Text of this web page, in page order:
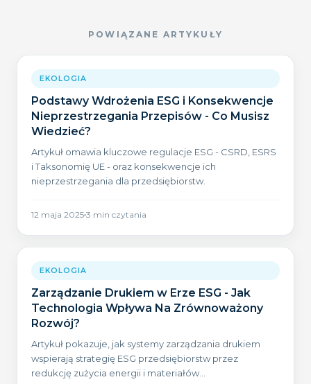
POWIĄZANE ARTYKUŁY
EKOLOGIA
Podstawy Wdrożenia ESG i Konsekwencje
Nieprzestrzegania Przepisów - Co Musisz
Wiedzieć?
Artykuł omawia kluczowe regulacje ESG - CSRD, ESRS
i Taksonomię UE - oraz konsekwencje ich
nieprzestrzegania dla przedsiębiorstw.
12 maja 2025 3 min czytania
EKOLOGIA
Zarządzanie Drukiem w Erze ESG - Jak
Technologia Wpływa Na Zrównoważony
Rozwój?
Artykuł pokazuje, jak systemy zarządzania drukiem
wspierają strategię ESG przedsiębiorstw przez
redukcję zużycia energii i materiałów